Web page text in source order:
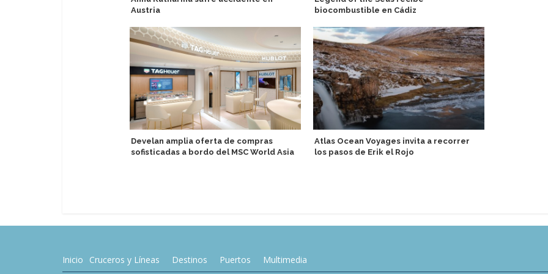
Austria
Develan amplia oferta de compras
sofisticadas a bordo del MSC World Asia
biocombustible en Cádiz
Atlas Ocean Voyages invita a recorrer
los pasos de Erik el Rojo
Inicio Cruceros y Líneas Destinos Puertos Multimedia